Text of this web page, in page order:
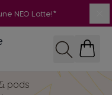
NEO Latte!*